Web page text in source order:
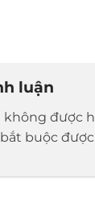
luận
không được
buộc